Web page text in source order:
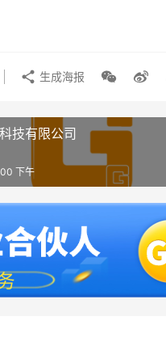
生成海报
技有限公司
下午